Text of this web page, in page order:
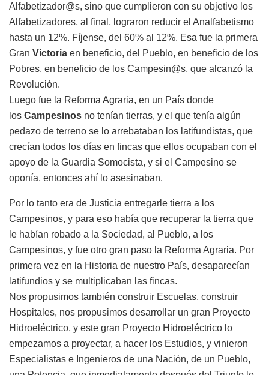
Alfabetizador@s, sino que cumplieron con su objetivo los
Alfabetizadores, al final, lograron reducir el Analfabetismo
hasta un 12%. Fíjense, del 60% al 12%. Esa fue la primera
Gran Victoria en beneficio, del Pueblo, en beneficio de los
Pobres, en beneficio de los Campesin@s, que alcanzó la
Revolución.
Luego fue la Reforma Agraria, en un País donde
los Campesinos no tenían tierras, y el que tenía algún
pedazo de terreno se lo arrebataban los latifundistas, que
crecían todos los días en fincas que ellos ocupaban con el
apoyo de la Guardia Somocista, y si el Campesino se
oponía, entonces ahí lo asesinaban.
Por lo tanto era de Justicia entregarle tierra a los
Campesinos, y para eso había que recuperar la tierra que
le habían robado a la Sociedad, al Pueblo, a los
Campesinos, y fue otro gran paso la Reforma Agraria. Por
primera vez en la Historia de nuestro País, desaparecían
latifundios y se multiplicaban las fincas.
Nos propusimos también construir Escuelas, construir
Hospitales, nos propusimos desarrollar un gran Proyecto
Hidroeléctrico, y este gran Proyecto Hidroeléctrico lo
empezamos a proyectar, a hacer los Estudios, y vinieron
Especialistas e Ingenieros de una Nación, de un Pueblo,